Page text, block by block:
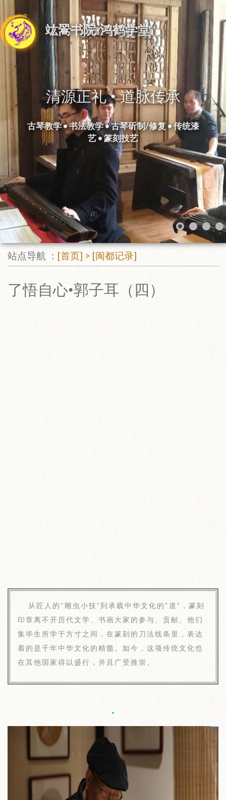
竑翯书院·鸿鹤学堂
清源正礼 • 道脉传承
古琴教学 • 书法教学 • 古琴斫制/修复 • 传统漆
艺 • 篆刻技艺
站点导航 ： [首页] > [闽都记录]
了悟自心•郭子耳（四）
从匠人的“雕虫小技”到承载中华文化的“道”，篆刻
印章离不开历代文学、书画大家的参与、贡献。他们
集毕生所学于方寸之间，在篆刻的刀法线条里，表达
着的是千年中华文化的精髓。如今，这项传统文化也
在其他国家得以盛行，并且广受推崇。